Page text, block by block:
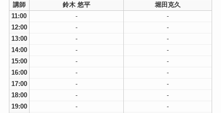
講師 鈴木 悠平
堀田克久
11:00
-
-
12:00
-
-
13:00
-
-
14:00
-
-
15:00
-
-
16:00
-
-
17:00
-
-
18:00
-
-
19:00
-
-